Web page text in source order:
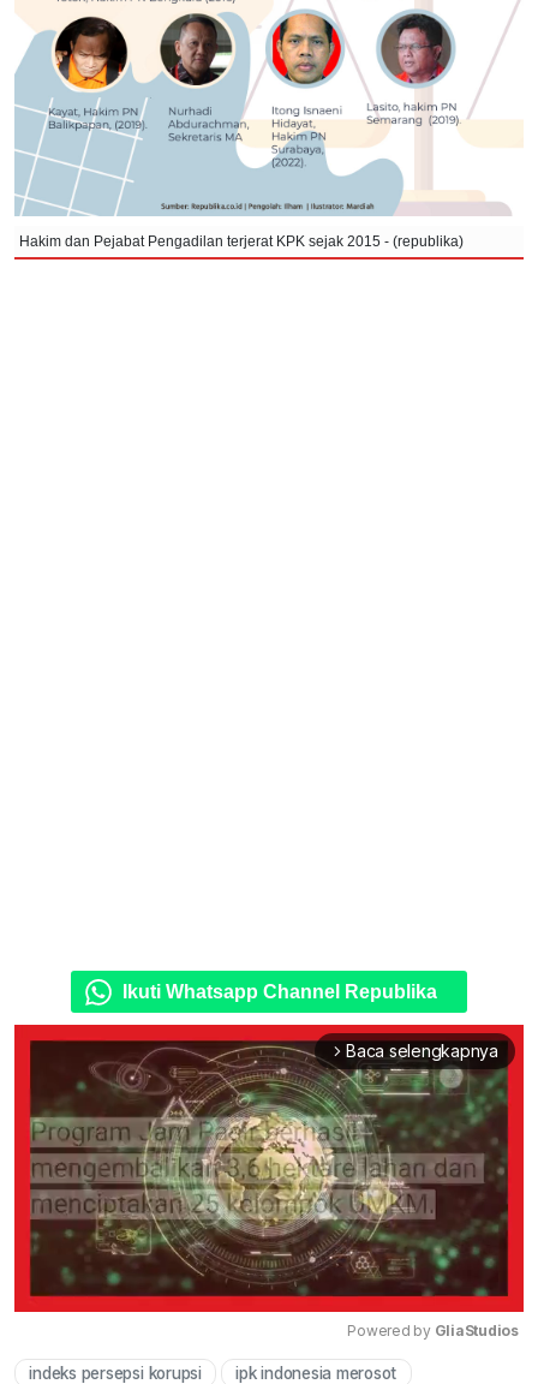
Hakim dan Pejabat Pengadilan terjerat KPK sejak 2015 - (republika)
Ikuti Whatsapp Channel Republika
arrow_forward_ios Baca selengkapnya
Powered by GliaStudios
indeks persepsi korupsi ipk indonesia merosot